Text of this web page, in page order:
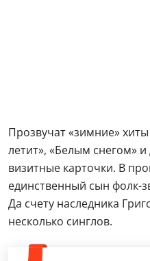
Прозвучат «зимние»
летит», «Белым снегом» и
визитные карточки. В
единственный сын фолк-
Да счету наследника
несколько синглов.